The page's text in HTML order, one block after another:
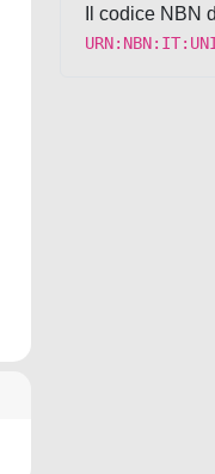
Il codice NBN